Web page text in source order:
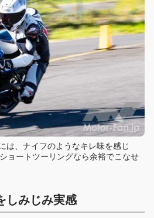
は、ナイフのようなキレ味を感じ
ョートツーリングなら余裕でこなせ
しみじみ実感